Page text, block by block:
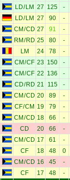
LD/ LM 27 125 -
LD/ LM 27 90 -
CM /CD 27 91 -
RM / RD 25 80 -
LM 24 78 -
CM /CF 23 150 -
CM /CF 22 136 -
CD/RD 21 115 -
CM /CD 20 89 -
CF/CM 19 79 -
CM /CD 18 66 -
CD 20 66 -
CM /CD 17 61 -
CF 18 48 0
CM /CD 16 45 -
CF 17 48 -